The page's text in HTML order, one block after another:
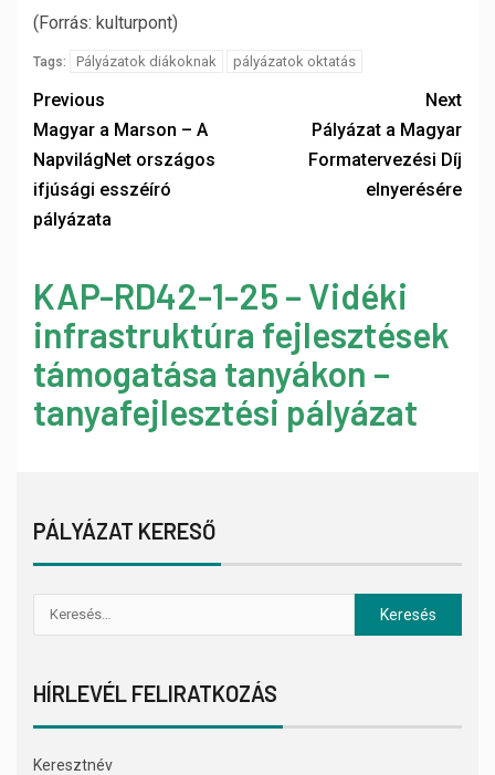
(Forrás: kulturpont)
Tags: Pályázatok diákoknak pályázatok oktatás
Previous
Magyar a Marson – A
NapvilágNet országos
ifjúsági esszéíró
pályázata
Next
Pályázat a Magyar
Formatervezési Díj
elnyerésére
KAP-RD42-1-25 – Vidéki
infrastruktúra fejlesztések
támogatása tanyákon –
tanyafejlesztési pályázat
PÁLYÁZAT KERESŐ
HÍRLEVÉL FELIRATKOZÁS
Keresztnév